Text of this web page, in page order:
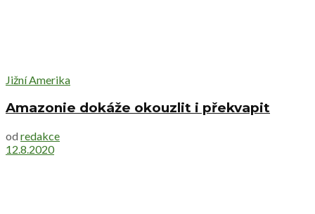
Jižní Amerika
Amazonie dokáže okouzlit i překvapit
od redakce
12.8.2020